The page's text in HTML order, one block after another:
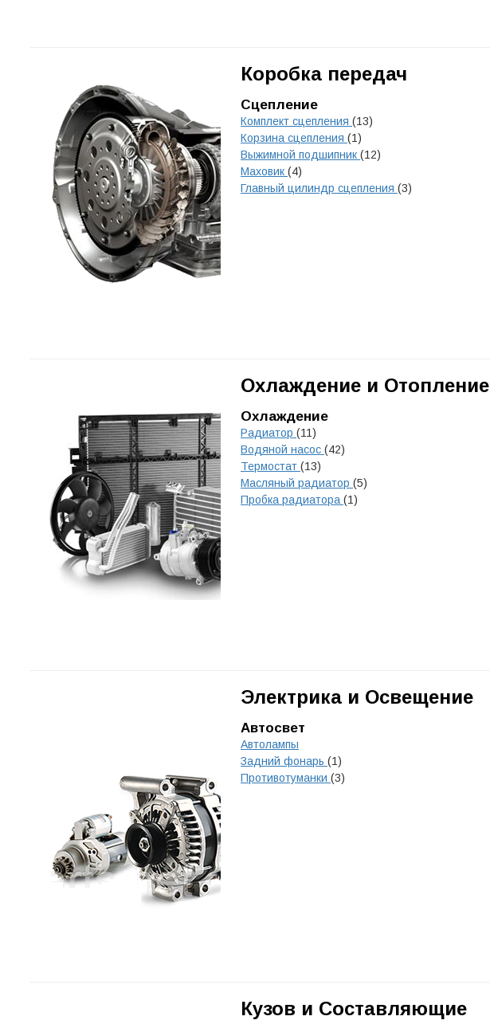
Коробка передач
Сцепление
Комплект сцепления (13)
Корзина сцепления (1)
Выжимной подшипник (12)
Маховик (4)
Главный цилиндр сцепления (3)
Охлаждение и Отопление
Охлаждение
Радиатор (11)
Водяной насос (42)
Термостат (13)
Масляный радиатор (5)
Пробка радиатора (1)
Электрика и Освещение
Автосвет
Автолампы
Задний фонарь (1)
Противотуманки (3)
Кузов и Составляющие